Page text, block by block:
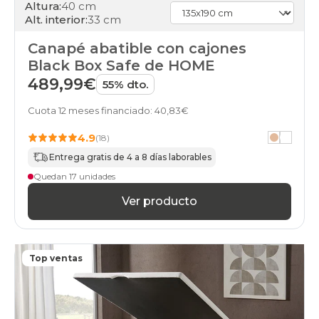
canapes-
abatibles
gemelo
black-
days
100x200cm-
days
abatibles
200x200cm-
especial
black-
days
canapes-
210x180cm-
canapes-
Altura:40 cm
Alt. interior:33 cm
Canapé abatible con cajones
Black Box Safe de HOME
489,99€ 55% dto.
Cuota 12 meses financiado: 40,83€
4.9(18)
Entrega gratis de 4 a 8 días laborables
Quedan 17 unidades
Ver producto
Top ventas